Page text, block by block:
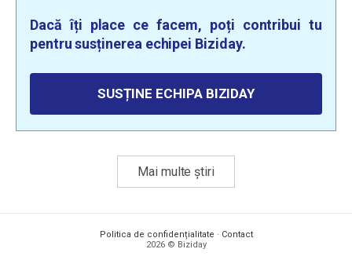
Dacă îți place ce facem, poți contribui tu
pentru susținerea echipei Biziday.
SUSȚINE ECHIPA BIZIDAY
Mai multe știri
Politica de confidențialitate · Contact
2026 © Biziday